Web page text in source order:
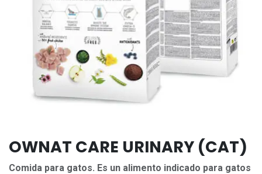
OWNAT CARE URINARY (CAT)
Comida para gatos. Es un alimento indicado para gatos